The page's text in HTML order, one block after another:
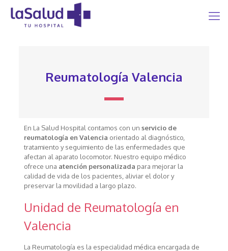
Reumatología Valencia
En La Salud Hospital contamos con un servicio de
reumatología en Valencia orientado al diagnóstico,
tratamiento y seguimiento de las enfermedades que
afectan al aparato locomotor. Nuestro equipo médico
ofrece una atención personalizada para mejorar la
calidad de vida de los pacientes, aliviar el dolor y
preservar la movilidad a largo plazo.
Unidad de Reumatología en
Valencia
La Reumatología es la especialidad médica encargada de